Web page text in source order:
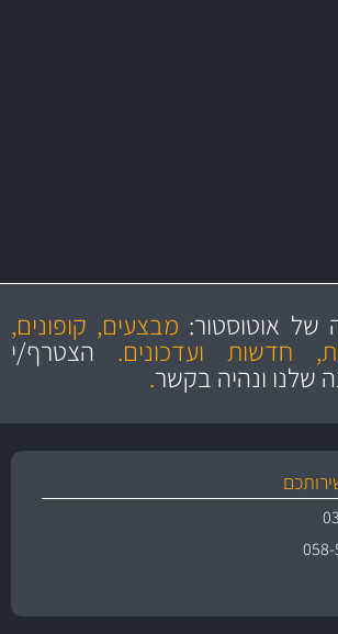
מחירים
הוגנים
והיצע מוצרים איכותישל אוטוסטור: מבצעים, קופונים,
חדשות ועדכונים. הצטרף/י
שלנו ונהיה בקשר.